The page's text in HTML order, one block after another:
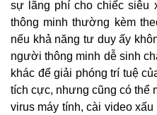
sự lãng phí cho chiếc siêu
thông minh thường kèm
nếu khả năng tư duy ấy
người thông minh dễ sinh
khác để giải phóng trí tuệ
tích cực, nhưng cũng có thể
virus máy tính, cài video